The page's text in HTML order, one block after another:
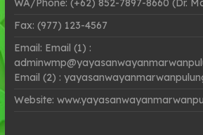
WA/Phone: (+62) 852-7897-8660 (Dr.
Fax: (977) 123-4567
Email: Email (1) :
Email (2) :
Website: